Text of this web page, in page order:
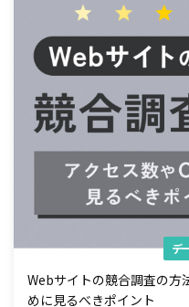
デ
Webサイトの競合調査の方
めに見るべきポイント